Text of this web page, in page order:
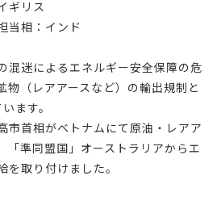
ギリス
当相：インド
混迷によるエネルギー安全保障の危
物（レアアースなど）の輸出規制と
ます。
市首相がベトナムにて原油・レアア
「準同盟国」オーストラリアからエ
を取り付けました。